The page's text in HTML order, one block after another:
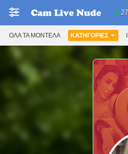
ΌΛΑ ΤΑ ΜΟΝΤΈΛΑ ΚΑΤΗΓΟΡΊΕΣ